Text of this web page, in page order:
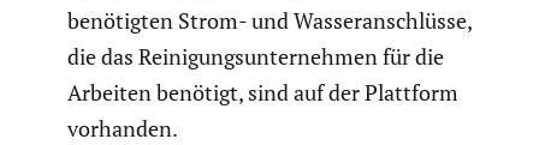
benötigten Strom- und Wasser­an­schlüsse,
die das Reini­gungs­un­ter­nehmen für die
Arbeiten benötigt, sind auf der Plattform
vorhanden.